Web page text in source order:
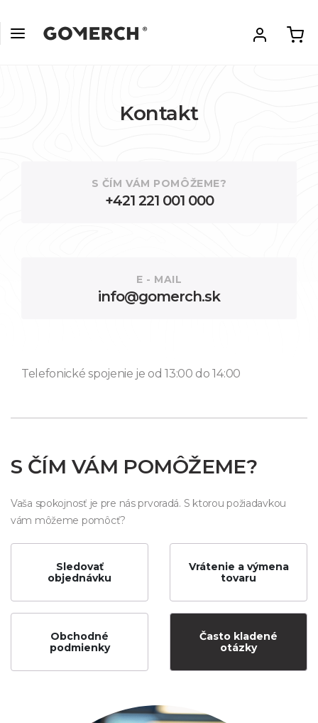
Kontakt
S ČÍM VÁM POMÔŽEME?
+421 221 001 000
E - MAIL
info@gomerch.sk
Telefonické spojenie je od 13:00 do 14:00
S ČÍM VÁM POMÔŽEME?
Vaša spokojnosť je pre nás prvoradá. S ktorou požiadavkou
vám môžeme pomôcť?
Sledovať
objednávku
Vrátenie a výmena
tovaru
Obchodné
podmienky
Často kladené
otázky